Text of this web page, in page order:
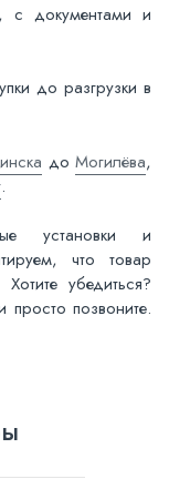
с документами и
до разгрузки в
доМогилёва,
.
установки и
что товар
убедиться?
просто позвоните.